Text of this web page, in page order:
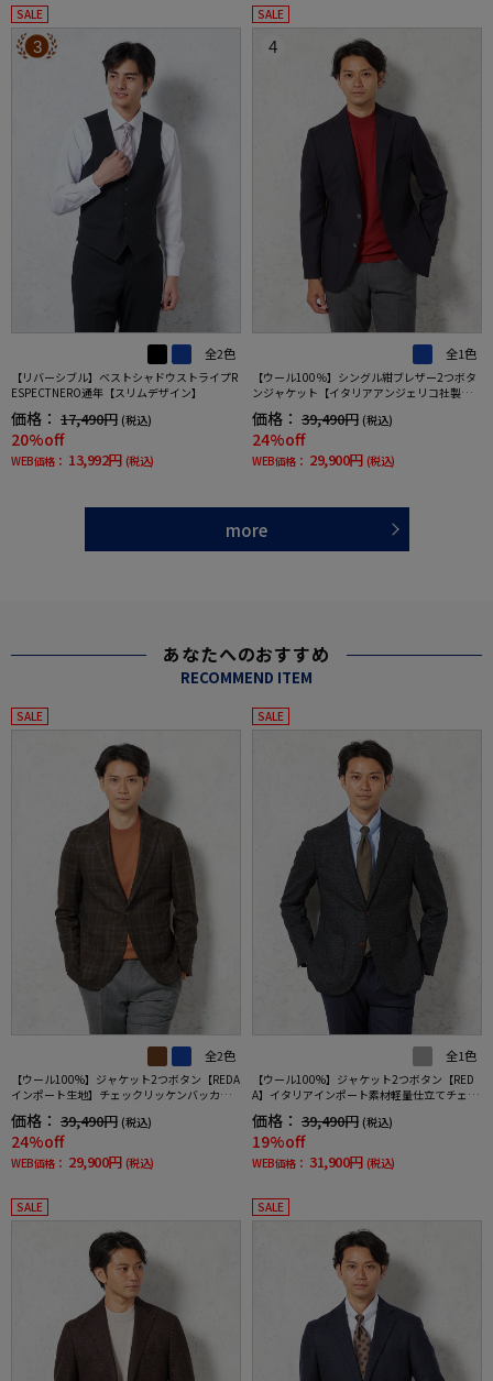
SALE
3
全2色
【リバーシブル】ベストシャドウストライプR
ESPECTNERO通年【スリムデザイン】
価格： 17,490円 (税込)
20%off
WEB価格： 13,992円 (税込)
SALE
4
全1色
【ウール100％】シングル紺ブレザー2つボタ
ンジャケット【イタリアアンジェリコ社製生
地】ネイビー無地リッケンバッカー通年
価格： 39,490円 (税込)
24%off
WEB価格： 29,900円 (税込)
more
あなたへのおすすめ
RECOMMEND ITEM
SALE
全2色
【ウール100%】ジャケット2つボタン【REDA
インポート生地】チェックリッケンバッカー
秋冬
価格： 39,490円 (税込)
24%off
WEB価格： 29,900円 (税込)
SALE
全1色
【ウール100%】ジャケット2つボタン【RED
A】イタリアインポート素材軽量仕立てチェッ
クグレーRUCKENBACCHAR秋冬
価格： 39,490円 (税込)
19%off
WEB価格： 31,900円 (税込)
SALE SALE